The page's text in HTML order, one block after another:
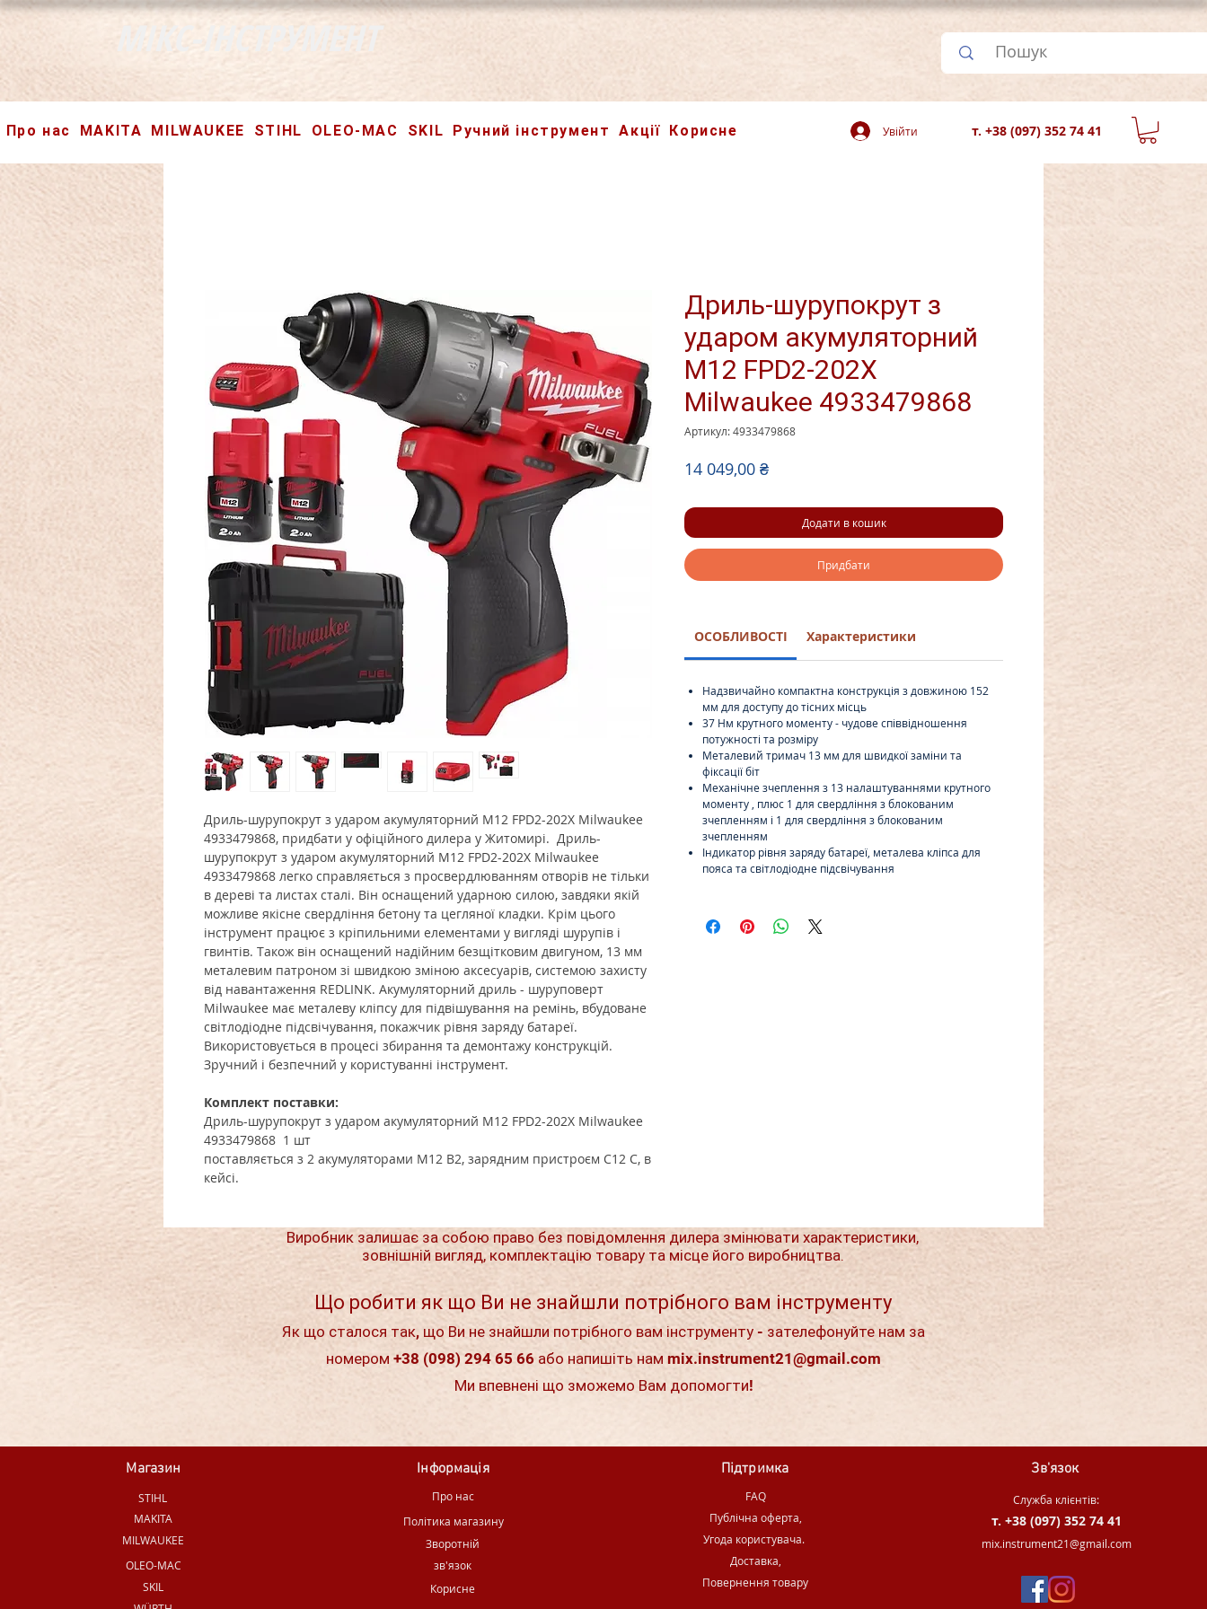
МІКС-ІНСТРУМЕНТ
Про нас MAKITA MILWAUKEE STIHL OLEO-MAC SKIL Ручний інструмент Акції Корисне т. +38 (097) 352 74 41
Увійти
Дриль-шурупокрут з ударом акумуляторний M12 FPD2-202X Milwaukee
4933479868, придбати у офіційного дилера у Житомирі. Дриль-
шурупокрут з ударом акумуляторний M12 FPD2-202X Milwaukee
4933479868 легко справляється з просвердлюванням отворів не тільки
в дереві та листах сталі. Він оснащений ударною силою, завдяки якій
можливе якісне свердління бетону та цегляної кладки. Крім цього
інструмент працює з кріпильними елементами у вигляді шурупів і
гвинтів. Також він оснащений надійним безщітковим двигуном, 13 мм
металевим патроном зі швидкою зміною аксесуарів, системою захисту
від навантаження REDLINK. Акумуляторний дриль - шуруповерт
Milwaukee має металеву кліпсу для підвішування на ремінь, вбудоване
світлодіодне підсвічування, покажчик рівня заряду батареї.
Використовується в процесі збирання та демонтажу конструкцій.
Зручний і безпечний у користуванні інструмент.
Комплект поставки:
Дриль-шурупокрут з ударом акумуляторний M12 FPD2-202X Milwaukee
4933479868 1 шт
поставляється з 2 акумуляторами M12 B2, зарядним пристроєм C12 C, в
кейсі.
Дриль-шурупокрут з
ударом акумуляторний
M12 FPD2-202X
Milwaukee 4933479868
Артикул: 4933479868
14 049,00 ₴Ціна
Додати в кошик
Придбати
ОСОБЛИВОСТІ Характеристики
Надзвичайно компактна конструкція з довжиною 152
мм для доступу до тісних місць
37 Нм крутного моменту - чудове співвідношення
потужності та розміру
Металевий тримач 13 мм для швидкої заміни та
фіксації біт
Механічне зчеплення з 13 налаштуваннями крутного
моменту , плюс 1 для свердління з блокованим
зчепленням і 1 для свердління з блокованим
зчепленням
Індикатор рівня заряду батареї, металева кліпса для
пояса та світлодіодне підсвічування
Виробник залишає за собою право без повідомлення дилера змінювати характеристики,
зовнішній вигляд, комплектацію товару та місце його виробництва.
Що робити як що Ви не знайшли потрібного вам інструменту
Як що сталося так, що Ви не знайшли потрібного вам інструменту - зателефонуйте нам за
номером +38 (098) 294 65 66 або напишіть нам mix.instrument21@gmail.com
Ми впевнені що зможемо Вам допомогти!
Магазин
STIHL
MAKITA
MILWAUKEE
OLEO-MAC
SKIL
Інформація
Про нас
Політика магазину
Зворотній
зв'язок
Корисне
Підтримка
FAQ
Публічна оферта,
Угода користувача.
Доставка,
Повернення товару
Зв'язок
Служба клієнтів:
т. +38 (097) 352 74 41
mix.instrument21@gmail.com